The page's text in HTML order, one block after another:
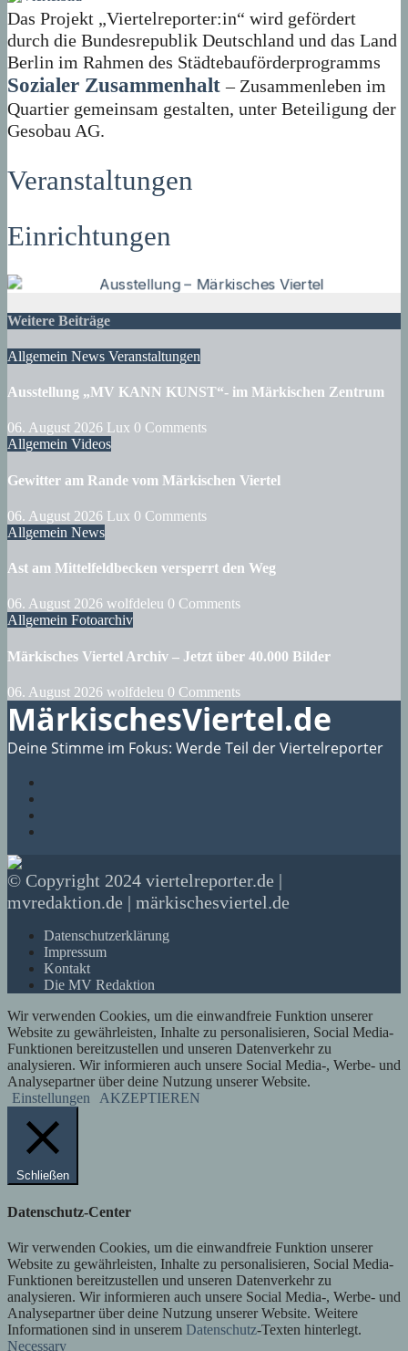
Das Projekt „Viertelreporter:in“ wird gefördert
durch die Bundesrepublik Deutschland und das Land
Berlin im Rahmen des Städtebauförderprogramms
Sozialer Zusammenhalt – Zusammenleben im
Quartier gemeinsam gestalten, unter Beteiligung der
Gesobau AG.
Veranstaltungen
Einrichtungen
Weitere Beiträge
Allgemein News Veranstaltungen
Ausstellung „MV KANN KUNST“- im Märkischen Zentrum
06. August 2026 Lux 0 Comments
Allgemein Videos
Gewitter am Rande vom Märkischen Viertel
06. August 2026 Lux 0 Comments
Allgemein News
Ast am Mittelfeldbecken versperrt den Weg
06. August 2026 wolfdeleu 0 Comments
Allgemein Fotoarchiv
Märkisches Viertel Archiv – Jetzt über 40.000 Bilder
06. August 2026 wolfdeleu 0 Comments
MärkischesViertel.de
Deine Stimme im Fokus: Werde Teil der Viertelreporter
© Copyright 2024 viertelreporter.de |
mvredaktion.de | märkischesviertel.de
Datenschutzerklärung
Impressum
Kontakt
Die MV Redaktion
Wir verwenden Cookies, um die einwandfreie Funktion unserer
Website zu gewährleisten, Inhalte zu personalisieren, Social Media-
Funktionen bereitzustellen und unseren Datenverkehr zu
analysieren. Wir informieren auch unsere Social Media-, Werbe- und
Analysepartner über deine Nutzung unserer Website.
Einstellungen
AKZEPTIEREN
Schließen
Datenschutz-Center
Wir verwenden Cookies, um die einwandfreie Funktion unserer
Website zu gewährleisten, Inhalte zu personalisieren, Social Media-
Funktionen bereitzustellen und unseren Datenverkehr zu
analysieren. Wir informieren auch unsere Social Media-, Werbe- und
Analysepartner über deine Nutzung unserer Website. Weitere
Informationen sind in unserem Datenschutz-Texten hinterlegt.
Necessary